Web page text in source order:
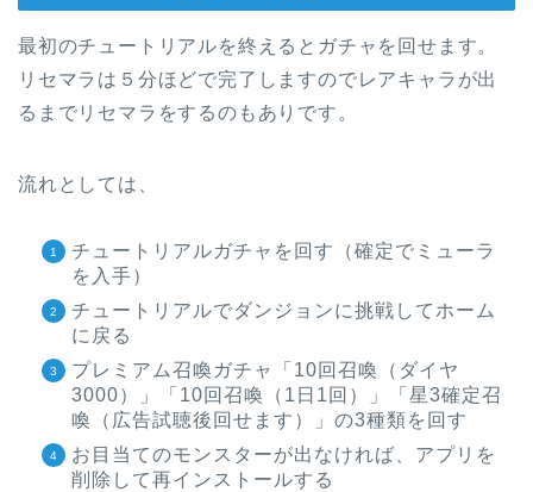
最初のチュートリアルを終えるとガチャを回せます。
リセマラは５分ほどで完了しますのでレアキャラが出
るまでリセマラをするのもありです。
流れとしては、
チュートリアルガチャを回す（確定でミューラ
を入手）
チュートリアルでダンジョンに挑戦してホーム
に戻る
プレミアム召喚ガチャ「10回召喚（ダイヤ
3000）」「10回召喚（1日1回）」「星3確定召
喚（広告試聴後回せます）」の3種類を回す
お目当てのモンスターが出なければ、アプリを
削除して再インストールする